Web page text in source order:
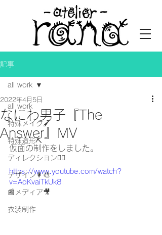
記事
all work
特殊メイク🖌
特殊造形⛏
ディレクション👯‍♀️
デザイン👩‍🎨
📰メディア🎥
衣装制作
all work
なにわ男子『The
Answer』MV
2022年4月5日
仮面の制作をしました。
https://www.youtube.com/watch?
v=AoKvaiTkUk8